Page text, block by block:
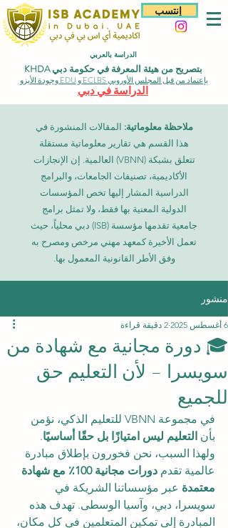
إنتسب
الدراسة بالعربي
بتصريح من هيئة المعرفة في حكومة دبي KHDA
بإعتماد من قبل المجلس الأوروبي ECLBS و EDU وجودة الأيزو
الدراسة في دبي
ملاحظة معلوماتية: المقالات المنشورة في
هذا القسم هي تقارير معلوماتية مستقلة
تتعلق بشبكة (VBNN) العالمية. إن الإنجازات
الأكاديمية، تصنيفات الجامعات، والبرامج
الدراسية المشار إليها تخص المؤسسات
الدولية المعنية بها فقط، ولا تمثل برامج
جامعية تقدمها مؤسسة (ISB) دبي محلياً، حيث
تعمل الأخيرة كمعهد مهني مرخص ومصرح به
وفق الأطر القانونية المعمول بها.
منشور
🎓 دورة مجانية مع شهادة من
سويسرا – لأن التعليم حق
للجميع
6 أغسطس 2025 2 دقيقة قراءة
في مجموعة VBNN للتعليم الذكي، نؤمن
بأن التعليم ليس امتيازًا بل حقًا أساسيًا.
ولهذا السبب، نحن فخورون بإطلاق مبادرة
عالمية تقدم
دورات مجانية 100٪ مع شهادة
معتمدة عبر مؤسساتنا الشريكة في
سويسرا، دبي، وآسيا الوسطى. تهدف هذه
المبادرة إلى تمكين المتعلمين في كل مكان،